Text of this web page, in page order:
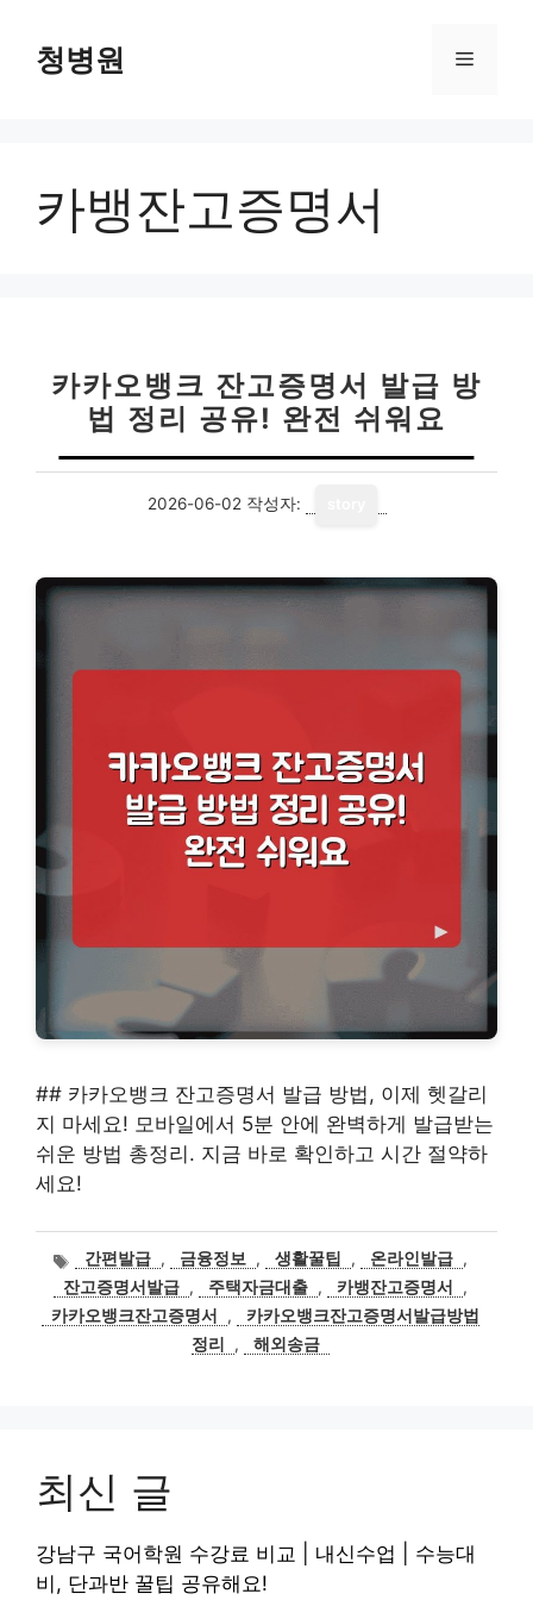
청병원 메
카뱅잔고증명서
카카오뱅크 잔고증명서 발급 방
법 정리 공유! 완전 쉬워요
2026-06-02 작성자:
## 카카오뱅크 잔고증명서 발급 방법, 이제 헷갈리
지 마세요! 모바일에서 5분 안에 완벽하게 발급받는
쉬운 방법 총정리. 지금 바로 확인하고 시간 절약하
세요!
태
그
간편발급 , 금융정보 , 생활꿀팁 , 온라인발급 ,
잔고증명서발급 , 주택자금대출 , 카뱅잔고증명서
,
카카오뱅크잔고증명서
,
카카오뱅크잔고증명서발급방법
정리
, 해외송금
최신 글
강남구 국어학원 수강료 비교 | 내신수업 | 수능대
비, 단과반 꿀팁 공유해요!